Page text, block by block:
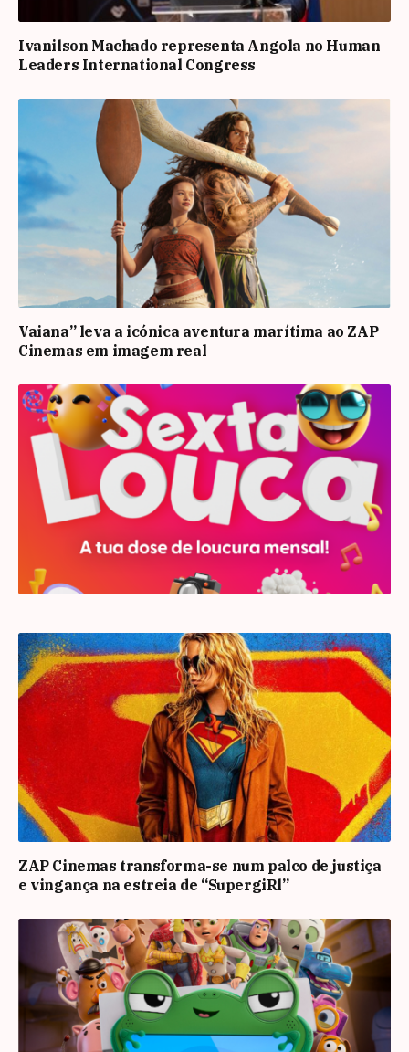
Ivanilson Machado representa Angola no Human
Leaders International Congress
Vaiana” leva a icónica aventura marítima ao ZAP
Cinemas em imagem real
ZAP Cinemas transforma-se num palco de justiça
e vingança na estreia de “SupergiRl”